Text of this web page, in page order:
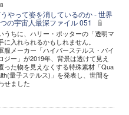
やって姿を消しているのか - 世界
の宇宙人最深ファイル 051
うちに、ハリー・ポッターの「透明マ
に入れられるかもしれません。
服メーカー「ハイパーステルス・バイ
ジー」が2019年、背景は透けて見え
った物を見えなくする特殊素材「Qua
量子ステルス)」を発表し、世間を
せました